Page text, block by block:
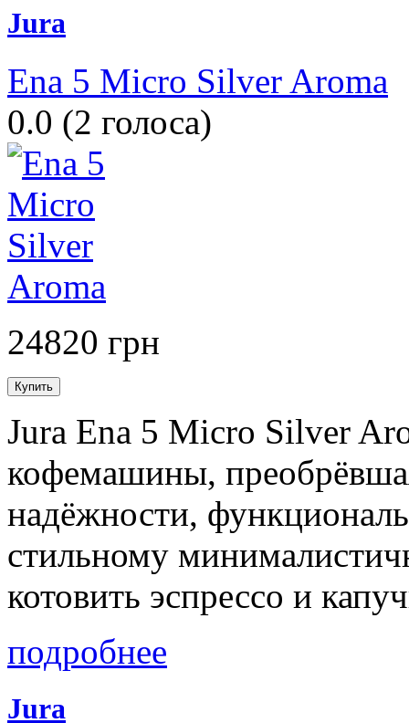
Jura
Ena 5 Micro Silver Aroma
0.0 (2 голоса)
24820 грн
Jura Ena 5 Micro Silver
кофемашины,
надёжности,
стильному
котовить эспрессо и
подробнее
Jura